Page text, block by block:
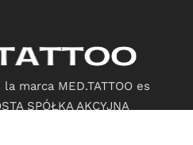
marca MED.TATTOO es
SPÓŁKA AKCYJNA